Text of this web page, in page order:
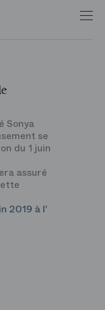
Sonya
se
du 1 juin
assuré
2019 à l'